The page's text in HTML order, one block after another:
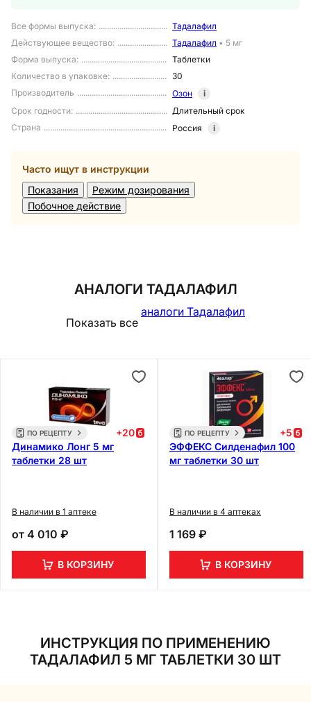
Все формы выпуска:
Тадалафил
Действующее вещество: Тадалафил • 5 мг
Форма выпуска:
Таблетки
Количество в упаковке:
30
Производитель
Озон
i
Срок годности:
Длительный срок
Страна
Россия i
Часто ищут в инструкции
Показания
Режим дозирования
Побочное действие
АНАЛОГИ ТАДАЛАФИЛ
Показать все
аналоги Тадалафил
ПО РЕЦЕПТУ +20
Динамико Лонг 5 мг
таблетки 28 шт
В наличии в 1 аптеке
от 4 010 ₽
В КОРЗИНУ
ПО РЕЦЕПТУ +5
ЭФФЕКС Силденафил 100
мг таблетки 30 шт
В наличии в 4 аптеках
1 169 ₽
В КОРЗИНУ
ИНСТРУКЦИЯ ПО ПРИМЕНЕНИЮ
ТАДАЛАФИЛ 5 МГ ТАБЛЕТКИ 30 ШТ